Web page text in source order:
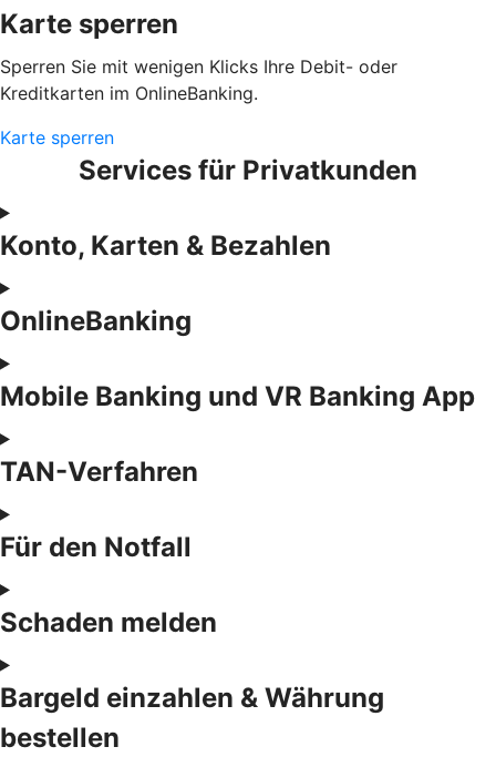
Karte sperren
Sperren Sie mit wenigen Klicks Ihre Debit- oder
Kreditkarten im OnlineBanking.
Karte sperren
Services für Privatkunden
Konto, Karten & Bezahlen
OnlineBanking
Mobile Banking und VR Banking App
TAN-Verfahren
Für den Notfall
Schaden melden
Bargeld einzahlen & Währung
bestellen